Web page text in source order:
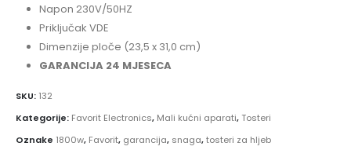
Napon 230V/50HZ
Priključak VDE
Dimenzije ploče (23,5 x 31,0 cm)
GARANCIJA 24 MJESECA
SKU: 132
Kategorije: Favorit Electronics, Mali kućni aparati,Tosteri
Oznake 1800w, Favorit, garancija, snaga,tosteri za hljeb